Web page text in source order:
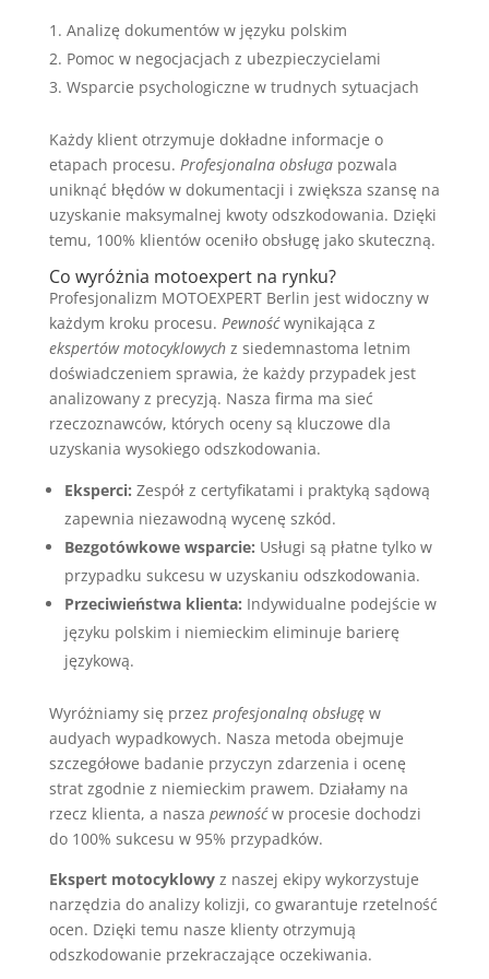
Analizę dokumentów w języku polskim
Pomoc w negocjacjach z ubezpieczycielami
Wsparcie psychologiczne w trudnych sytuacjach
Każdy klient otrzymuje dokładne informacje o
etapach procesu. Profesjonalna obsługapozwala
uniknąć błędów w dokumentacji i zwiększa szansę na
uzyskanie maksymalnej kwoty odszkodowania. Dzięki
temu, 100% klientów oceniło obsługę jako skuteczną.
Co wyróżnia motoexpert na rynku?
Profesjonalizm MOTOEXPERT Berlin jest widoczny w
każdym kroku procesu. Pewnośćwynikająca z
ekspertów motocyklowychz siedemnastoma letnim
doświadczeniem sprawia, że każdy przypadek jest
analizowany z precyzją. Nasza firma ma sieć
rzeczoznawców, których oceny są kluczowe dla
uzyskania wysokiego odszkodowania.
Eksperci: Zespół z certyfikatami i praktyką sądową
zapewnia niezawodną wycenę szkód.
Bezgotówkowe wsparcie: Usługi są płatne tylko w
przypadku sukcesu w uzyskaniu odszkodowania.
Przeciwieństwa klienta: Indywidualne podejście w
języku polskim i niemieckim eliminuje barierę
językową.
Wyróżniamy się przez profesjonalną obsługęw
audyach wypadkowych. Nasza metoda obejmuje
szczegółowe badanie przyczyn zdarzenia i ocenę
strat zgodnie z niemieckim prawem. Działamy na
rzecz klienta, a nasza pewnośćw procesie dochodzi
do 100% sukcesu w 95% przypadków.
Ekspert motocyklowyz naszej ekipy wykorzystuje
narzędzia do analizy kolizji, co gwarantuje rzetelność
ocen. Dzięki temu nasze klienty otrzymują
odszkodowanie przekraczające oczekiwania.